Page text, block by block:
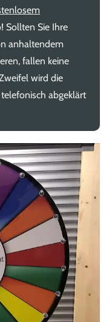
Sollten Sie Ihre
anhaltendem
fallen keine
wird die
abgeklärt